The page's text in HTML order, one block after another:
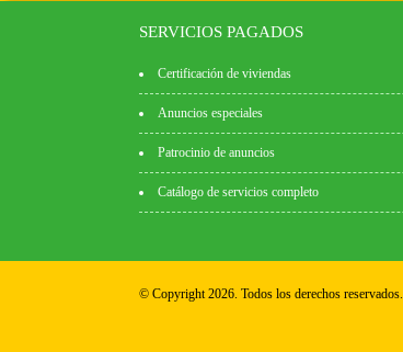
SERVICIOS PAGADOS
Certificación de viviendas
Anuncios especiales
Patrocinio de anuncios
Catálogo de servicios completo
© Copyright 2026. Todos los derechos reservados.